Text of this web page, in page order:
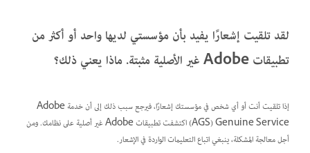
لقد تلقيت إشعارًا يفيد بأن مؤسستي لديها واحد أو أكثر من
تطبيقات Adobe غير الأصلية مثبتة. ماذا يعني ذلك؟
إذا تلقيت أنت أو أي شخص في مؤسستك إشعارًا، فيرجع سبب ذلك إلى أن خدمة Adobe
Genuine Service ‏(AGS) اكتشفت تطبيقات Adobe غير أصلية على نظامك. ومن
أجل معالجة المشكلة، ينبغي اتباع التعليمات الواردة في الإشعار.